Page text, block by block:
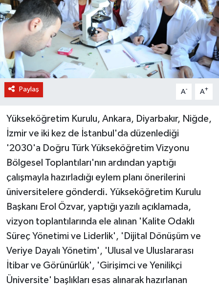
Paylaş A- A+
Yükseköğretim Kurulu, Ankara, Diyarbakır, Niğde,
İzmir ve iki kez de İstanbul'da düzenlediği
'2030'a Doğru Türk Yükseköğretim Vizyonu
Bölgesel Toplantıları'nın ardından yaptığı
çalışmayla hazırladığı eylem planı önerilerini
üniversitelere gönderdi. Yükseköğretim Kurulu
Başkanı Erol Özvar, yaptığı yazılı açıklamada,
vizyon toplantılarında ele alınan 'Kalite Odaklı
Süreç Yönetimi ve Liderlik', 'Dijital Dönüşüm ve
Veriye Dayalı Yönetim', 'Ulusal ve Uluslararası
İtibar ve Görünürlük', 'Girişimci ve Yenilikçi
Üniversite' başlıkları esas alınarak hazırlanan
KURUMSAL